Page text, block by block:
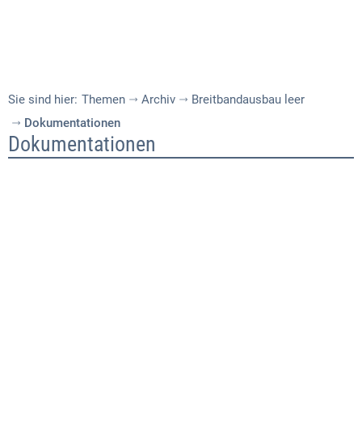
Sie sind hier: Themen Archiv
Breitbandausbau leer
Dokumentationen
Dokumentationen
Dokumentationen